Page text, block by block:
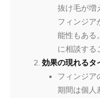
抜け毛が増
フィンジア
能性もある
に相談する
効果の現れるタ
フィンジア
期間は個人